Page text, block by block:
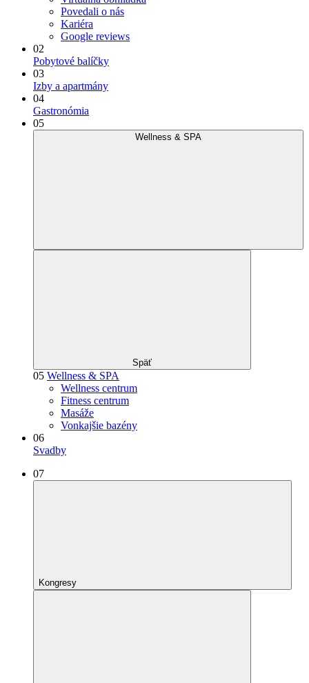
Povedali o nás
Kariéra
Google reviews
02
Pobytové balíčky
03
Izby a apartmány
04
Gastronómia
05
Wellness & SPA
Späť
05 Wellness & SPA
Wellness centrum
Fitness centrum
Masáže
Vonkajšie bazény
06
Svadby
07
Kongresy